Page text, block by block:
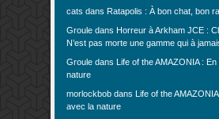
cats dans Ratapolis : À bon chat, bon
Groule dans Horreur à Arkham JCE :
N’est pas morte une gamme qui à
Groule dans Life of the AMAZONIA :
nature
morlockbob dans Life of the
avec la nature